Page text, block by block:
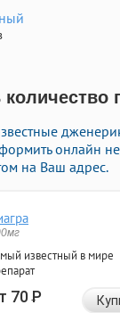
онлайн
на Ваш адрес.
известный в мире
70Р